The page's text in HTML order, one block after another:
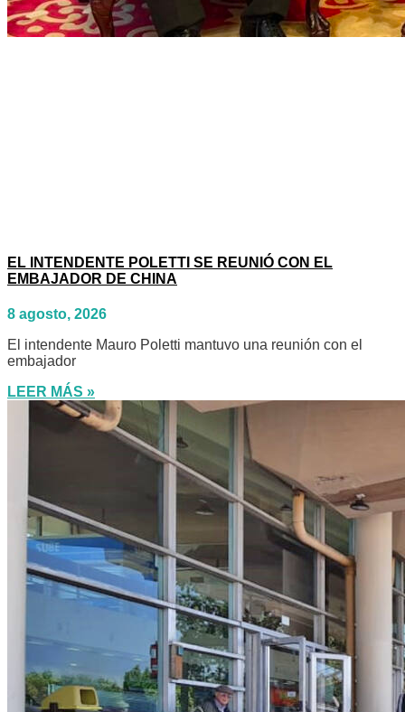
EL INTENDENTE POLETTI SE REUNIÓ CON EL
EMBAJADOR DE CHINA
8 agosto, 2026
El intendente Mauro Poletti mantuvo una reunión con el
embajador
LEER MÁS »